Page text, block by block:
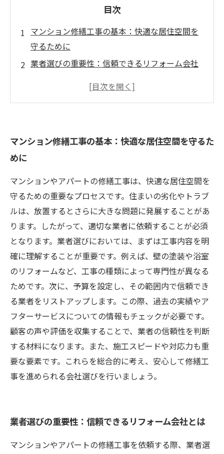
目次
マンション修繕工事の基本：快適な居住空間を
守るために
業者選びの重要性：信頼できるリフォーム会社
リフォーム会社の選定基準：予算やアフターサ
めの秘訣
安心して依頼するために：修繕工事の流れを理
解しよう
理想的な住空間の実現：業者選びで成功する修
繕工事のポイント
マンション修繕工事の基本：快適な居住空間を守るた
めに
マンションやアパートの修繕工事は、快適な居住空間を
守るための重要なプロセスです。住まいの劣化やトラブ
ルは、放置するとさらに大きな問題に発展することがあ
ります。したがって、適切な業者に依頼することが必須
となります。業者選びにおいては、まずは工事内容を明
確に理解することが重要です。例えば、壁の塗装や浴室
のリフォームなど、工事の種類によって専門性が異なる
ためです。次に、予算を設定し、その範囲内で信頼でき
る業者をリストアップします。この際、過去の実績やア
フターサービスについての情報もチェックが必要です。
顧客の声や評価を収集することで、業者の信頼性を判断
する材料になります。また、施工スピードや対応力も重
要な要素です。これらを総合的に考え、安心して修繕工
事を進められる会社選びを行いましょう。
業者選びの重要性：信頼できるリフォーム会社とは
マンションやアパートの修繕工事を依頼する際、業者選